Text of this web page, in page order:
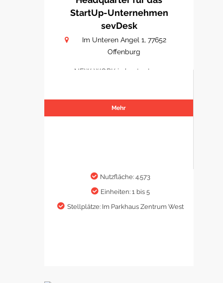
StartUp-Unternehmen
sevDesk
Im Unteren Angel 1, 77652
Offenburg
NEW WORK in bester Lage
Mehr
Nutzfläche: 4.573
Einheiten: 1 bis 5
Stellplätze: Im Parkhaus Zentrum West